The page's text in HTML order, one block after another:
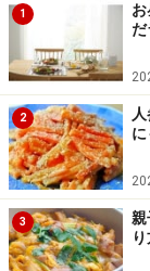
牛肉を加
次に牛肉を加え
1
2
3
親